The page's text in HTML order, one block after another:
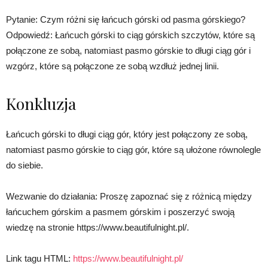
Pytanie: Czym różni się łańcuch górski od pasma górskiego?
Odpowiedź: Łańcuch górski to ciąg górskich szczytów, które są
połączone ze sobą, natomiast pasmo górskie to długi ciąg gór i
wzgórz, które są połączone ze sobą wzdłuż jednej linii.
Konkluzja
Łańcuch górski to długi ciąg gór, który jest połączony ze sobą,
natomiast pasmo górskie to ciąg gór, które są ułożone równolegle
do siebie.
Wezwanie do działania: Proszę zapoznać się z różnicą między
łańcuchem górskim a pasmem górskim i poszerzyć swoją
wiedzę na stronie https://www.beautifulnight.pl/.
Link tagu HTML: https://www.beautifulnight.pl/